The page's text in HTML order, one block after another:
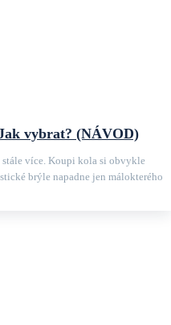
vybrat? (NÁVOD)
více. Koupi kola si obvykle
brýle napadne jen málokterého